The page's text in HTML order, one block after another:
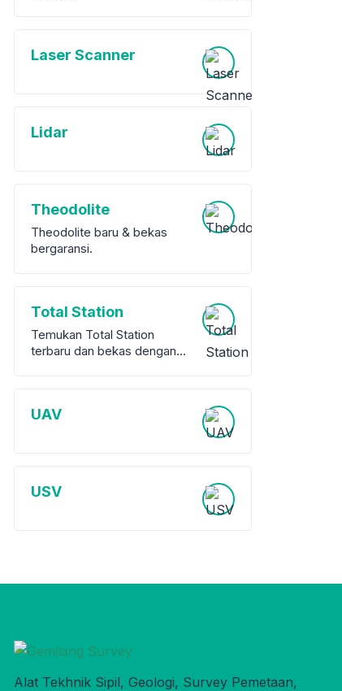
Laser Scanner
Lidar
Theodolite
Theodolite baru & bekas
bergaransi.
Total Station
Temukan Total Station
terbaru dan bekas dengan
peralatan survey berkualitas
UAV
USV
Alat Tekhnik Sipil, Geologi, Survey Pemetaan,